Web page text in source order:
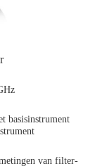
basisinstrument
van filter-